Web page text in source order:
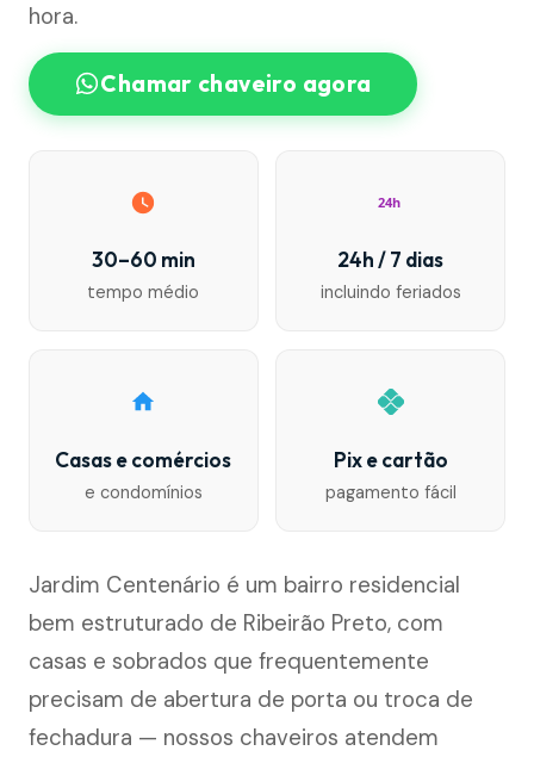
hora.
Chamar chaveiro agora
30–60 min
tempo médio
24h
24h / 7 dias
incluindo feriados
Casas e comércios
e condomínios
Pix e cartão
pagamento fácil
Jardim Centenário é um bairro residencial
bem estruturado de Ribeirão Preto, com
casas e sobrados que frequentemente
precisam de abertura de porta ou troca de
fechadura — nossos chaveiros atendem